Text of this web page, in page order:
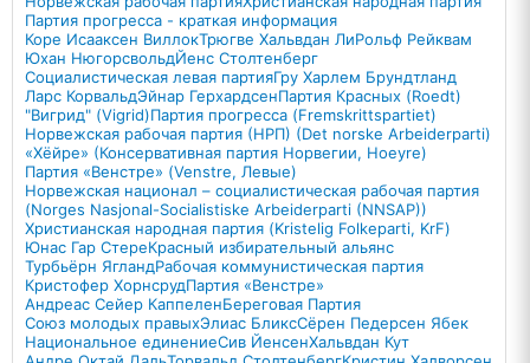
Партия прогресса - краткая информация
Коре Исааксен ВиллокТрюгве Хальвдан ЛиРольф Рейквам
Юхан НюгорсвольдЙенс Столтенберг
Социалистическая левая партияГру Харлем Брундтланд
Ларс КорвальдЭйнар ГерхардсенПартия Красных (Roedt)
"Вигрид" (Vigrid)Партия прогресса (Fremskrittspartiet)
Норвежская рабочая партия (НРП) (Det norske Arbeiderparti)
«Хёйре» (Консервативная партия Норвегии, Hoeyre)
Партия «Венстре» (Venstre, Левые)
Норвежская национал – социалистическая рабочая партия
(Norges Nasjonal-Socialistiske Arbeiderparti (NNSAP))
Христианская народная партия (Kristelig Folkeparti, KrF)
Юнас Гар СтереКрасный избирательный альянс
Турбьёрн ЯгландРабочая коммунистическая партия
Кристофер ХорнсрудПартия «Венстре»
Андреас Сейер КаппеленБереговая Партия
Союз молодых правыхЭлиас БликсСёрен Педерсен Ябек
Национальное единениеСив ЙенсенХальвдан Кут